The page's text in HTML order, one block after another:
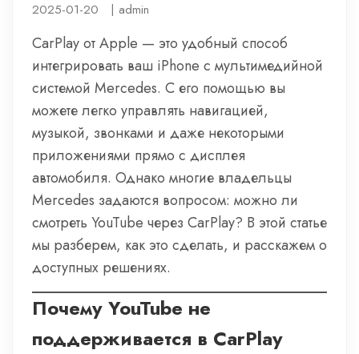
2025-01-20 | admin
CarPlay от Apple — это удобный способ
интегрировать ваш iPhone с мультимедийной
системой Mercedes. С его помощью вы
можете легко управлять навигацией,
музыкой, звонками и даже некоторыми
приложениями прямо с дисплея
автомобиля. Однако многие владельцы
Mercedes задаются вопросом: можно ли
смотреть YouTube через CarPlay? В этой статье
мы разберем, как это сделать, и расскажем о
доступных решениях.
Почему YouTube не
поддерживается в CarPlay